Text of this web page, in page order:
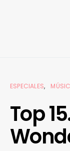
ESPECIALES
Top